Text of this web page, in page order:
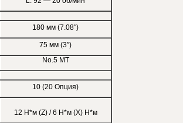
180 мм (7.08″)
75 мм (3″)
No.5 MT
10 (20 Опция)
12 Н*м (Z) / 6 Н*м (X) Н*м